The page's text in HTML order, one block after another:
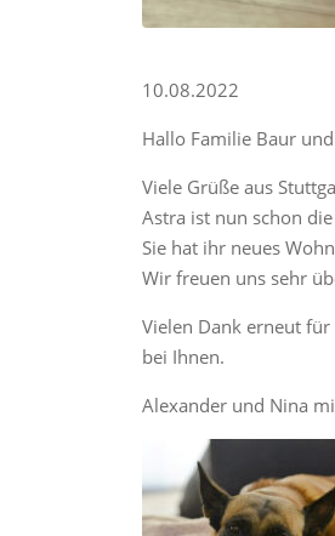
10.08.2022
Hallo Familie Baur
Viele Grüße aus
Astra ist nun schon
Sie hat ihr neues
Wir freuen uns sehr
Vielen Dank erneut
bei Ihnen.
Alexander und Nina